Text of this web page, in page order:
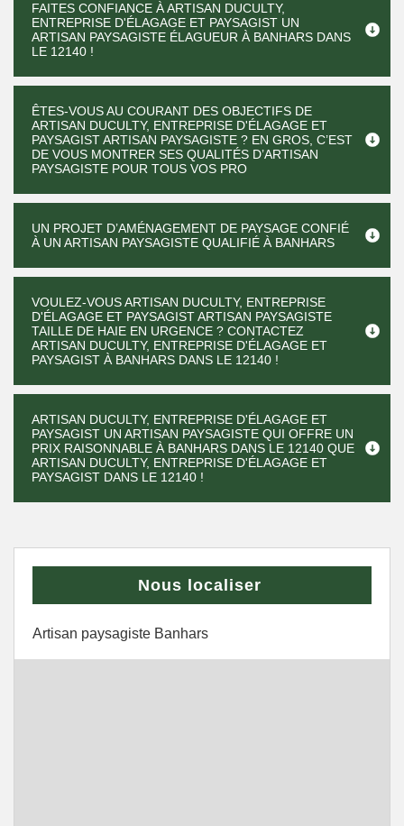
FAITES CONFIANCE À ARTISAN DUCULTY,
ENTREPRISE D'ÉLAGAGE ET PAYSAGIST UN
ARTISAN PAYSAGISTE ÉLAGUEUR À BANHARS DANS
LE 12140 !
ÊTES-VOUS AU COURANT DES OBJECTIFS DE
ARTISAN DUCULTY, ENTREPRISE D'ÉLAGAGE ET
PAYSAGIST ARTISAN PAYSAGISTE ? EN GROS, C’EST
DE VOUS MONTRER SES QUALITÉS D’ARTISAN
PAYSAGISTE POUR TOUS VOS PRO
UN PROJET D’AMÉNAGEMENT DE PAYSAGE CONFIÉ
À UN ARTISAN PAYSAGISTE QUALIFIÉ À BANHARS
VOULEZ-VOUS ARTISAN DUCULTY, ENTREPRISE
D'ÉLAGAGE ET PAYSAGIST ARTISAN PAYSAGISTE
TAILLE DE HAIE EN URGENCE ? CONTACTEZ
ARTISAN DUCULTY, ENTREPRISE D'ÉLAGAGE ET
PAYSAGIST À BANHARS DANS LE 12140 !
ARTISAN DUCULTY, ENTREPRISE D'ÉLAGAGE ET
PAYSAGIST UN ARTISAN PAYSAGISTE QUI OFFRE UN
PRIX RAISONNABLE À BANHARS DANS LE 12140 QUE
ARTISAN DUCULTY, ENTREPRISE D'ÉLAGAGE ET
PAYSAGIST DANS LE 12140 !
Nous localiser
Artisan paysagiste Banhars